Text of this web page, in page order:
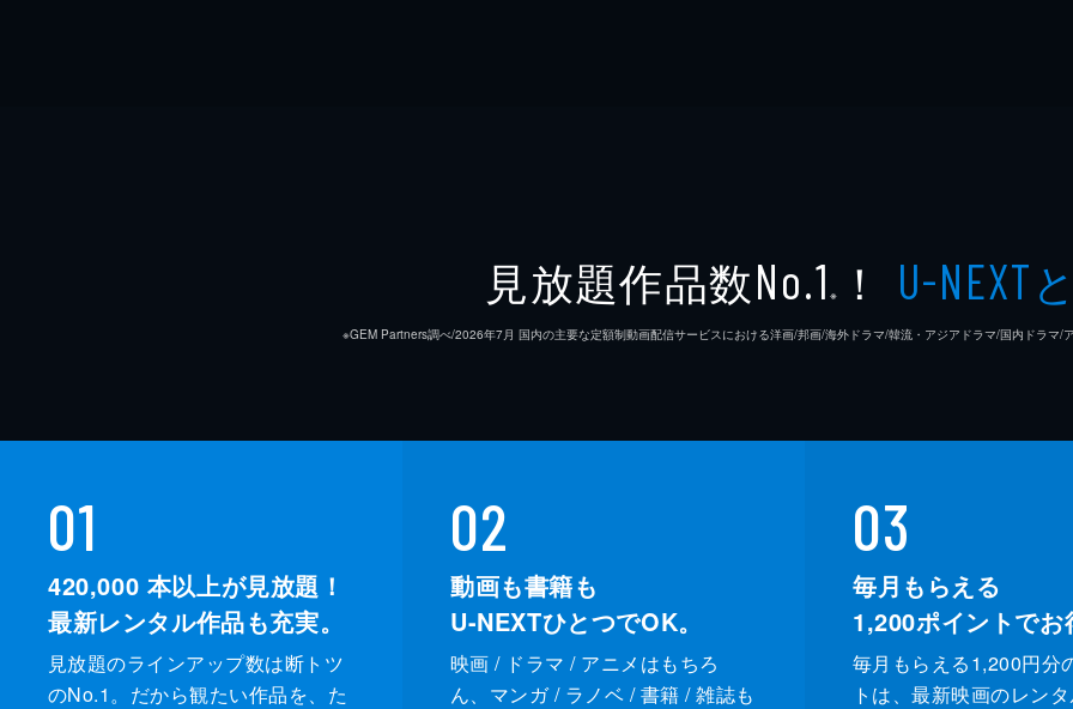
見放題作品数No.1 ※ ！ U-NEXT
※GEM Partners調べ/2026年7⽉ 国内の主要な定額制動画配信サービスにおける洋画/邦画/海外ドラマ/韓流・アジアドラマ/国内ドラマ/
01
420,000 本以上が見放題！
最新レンタル作品も充実。
見放題のラインアップ数は断トツ
のNo.1。だから観たい作品を、た
02
動画も書籍も
U-NEXTひとつでOK。
映画 / ドラマ / アニメはもちろ
ん、マンガ / ラノベ / 書籍 / 雑誌も
03
毎月もらえる
1,200ポイントでお
毎月もらえる1,200円分
トは、最新映画のレン